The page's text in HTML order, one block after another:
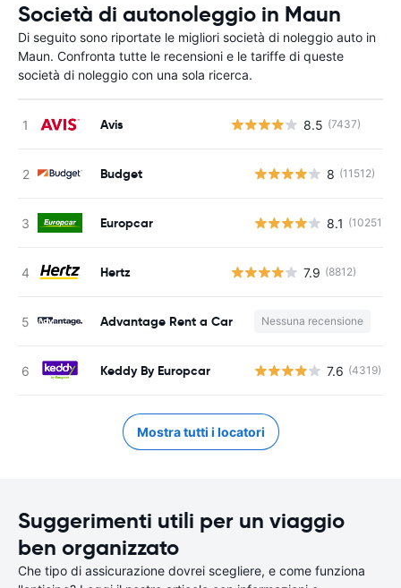
Società di autonoleggio in Maun
Di seguito sono riportate le migliori società di noleggio auto in
Maun. Confronta tutte le recensioni e le tariffe di queste
società di noleggio con una sola ricerca.
Avis 8.5 (7437)
Budget 8 (11512)
Europcar 8.1 (10251)
Hertz 7.9 (8812)
Advantage Rent a Car Nessuna recensione
Keddy By Europcar 7.6 (4319)
Mostra tutti i locatori
Suggerimenti utili per un viaggio
ben organizzato
Che tipo di assicurazione dovrei scegliere, e come funziona